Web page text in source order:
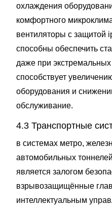
охлаждения
комфортного
вентиляторы с защитой
способны обеспечить
даже при экстремальных
способствует
оборудования и
обслуживание.
4.3 Транспортные
в системах метро,
автомобильных
является залогом
взрывозащищённые
интеллектуальным